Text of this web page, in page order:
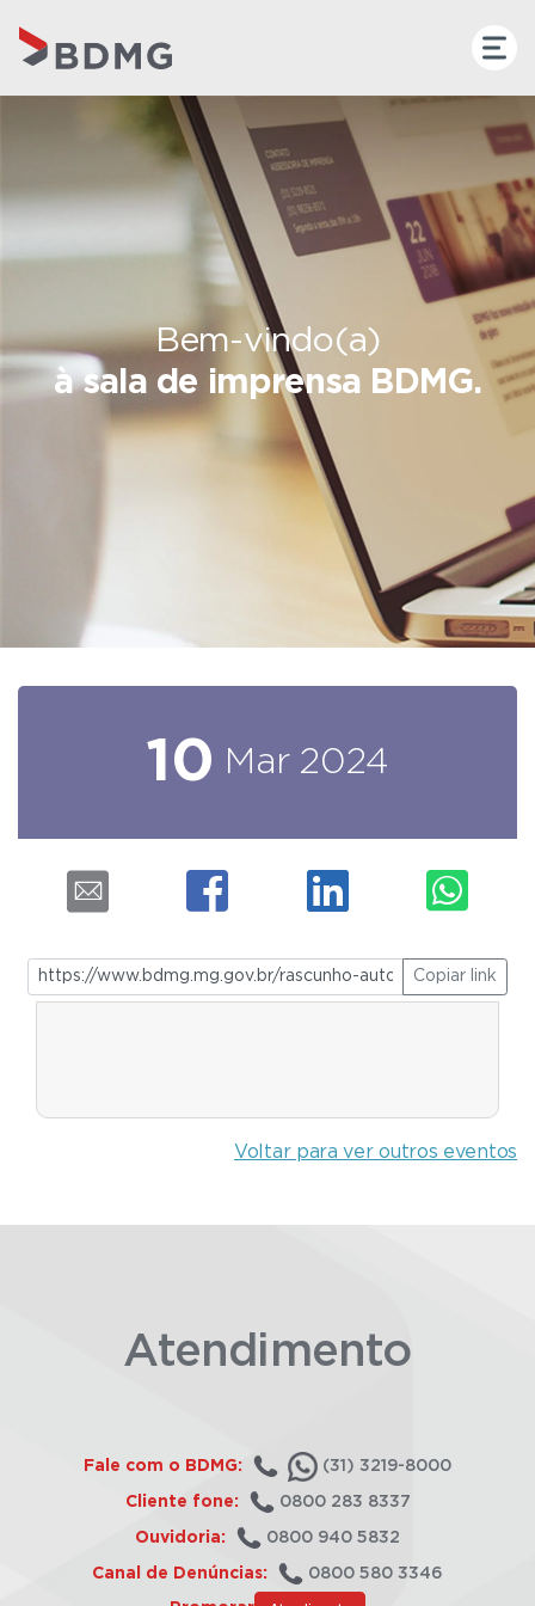
Bem-vindo(a)
à sala de imprensa BDMG.
10 Mar 2024
Copiar link
Voltar para ver outros eventos
Atendimento
Fale com o BDMG: (31) 3219-8000
Cliente fone: 0800 283 8337
Ouvidoria: 0800 940 5832
Canal de Denúncias: 0800 580 3346